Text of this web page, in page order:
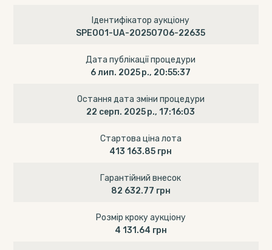
Ідентифікатор аукціону
SPE001-UA-20250706-22635
Дата публікації процедури
6 лип. 2025 р., 20:55:37
Остання дата зміни процедури
22 серп. 2025 р., 17:16:03
Стартова ціна лота
413 163.85 грн
Гарантійний внесок
82 632.77 грн
Розмір кроку аукціону
4 131.64 грн